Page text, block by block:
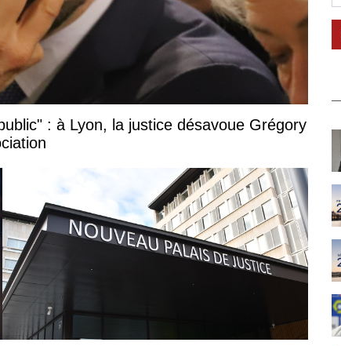
: à Lyon, la justice désavoue Grégory